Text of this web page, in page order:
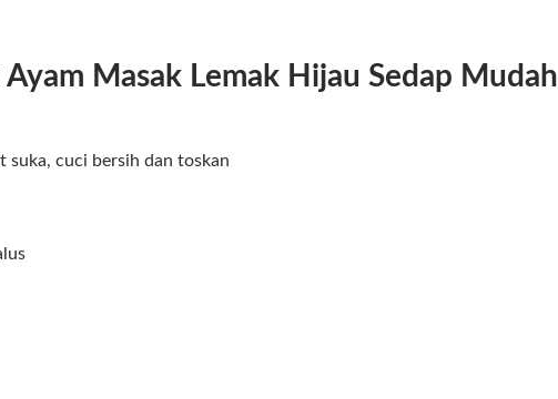
Ayam Masak Lemak Hijau Sedap Mudah
suka, cuci bersih dan toskan